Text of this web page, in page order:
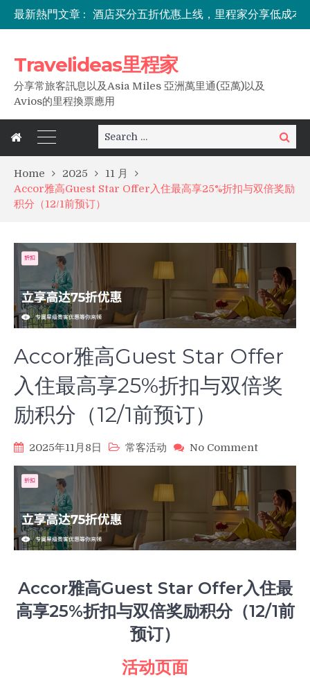
最新熱門文章 :
Travelideas里程家
分享常旅客訊息以及Asia Miles 亞洲萬里通(亞萬)以及
Avios的里程換票應用
Search
for:
Search
Home 2025
11 月
Accor雅高Guest Star Offer入住最高享25%折扣与双倍奖励
积分（12/1前预订）
Accor雅高Guest Star Offer
入住最高享25%折扣与双倍奖
励积分（12/1前预订）
2025年11月8日 常客活动 No Commenton
高
Guest
Star
Offer
入
最
高
享
25%
Accor雅高Guest Star Offer入住最
高享25%折扣与双倍奖励积分（12/1前
预订）
活动页面